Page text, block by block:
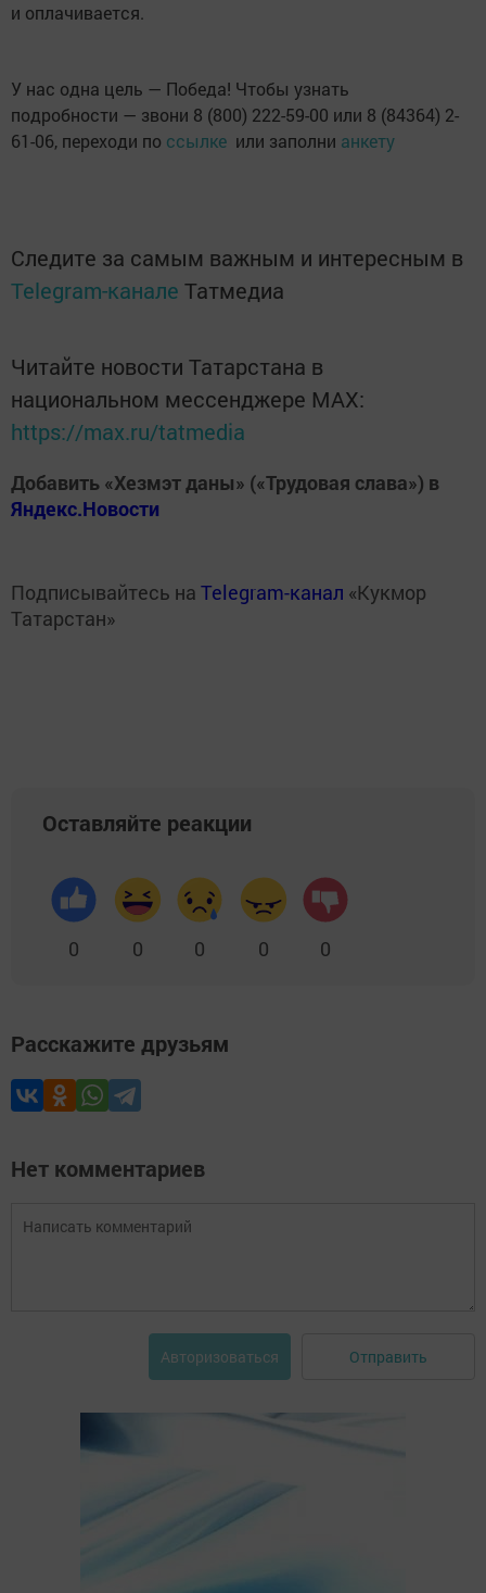
и оплачивается.
У нас одна цель — Победа! Чтобы узнать
подробности — звони 8 (800) 222-59-00 или 8 (84364) 2-
61-06, переходи по ссылке или заполни анкету
Следите за самым важным и интересным в
Telegram-канале Татмедиа
Читайте новости Татарстана в
национальном мессенджере MАХ:
https://max.ru/tatmedia
Добавить «Хезмэт даны» («Трудовая слава») в
Яндекс.Новости
Подписывайтесь на Telegram-канал «Кукмор
Татарстан»
Оставляйте реакции
0 0 0 0 0
Расскажите друзьям
Нет комментариев
Авторизоваться Отправить